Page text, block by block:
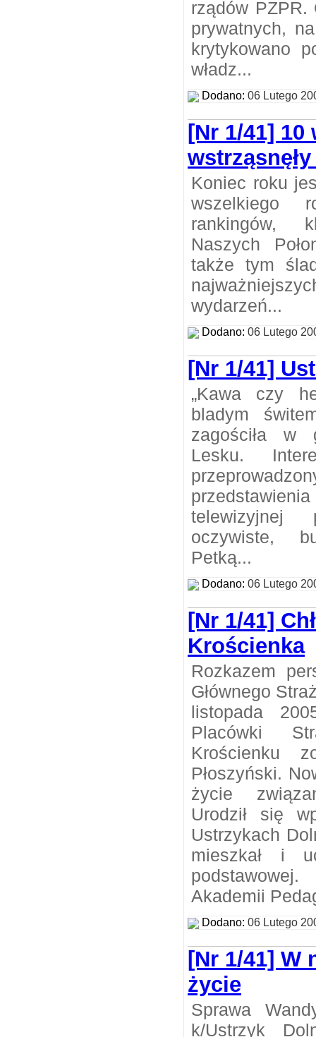
rządów PZPR.
prywatnych,
krytykowano
władz...
Dodano: 06 Lutego
[Nr 1/41]
Koniec roku
wszelkiego
rankingów,
Naszych
także tym
wydarzeń...
Dodano: 06 Lutego
[Nr 1/41]
„Kawa czy
bladym
zagościła w
Lesku.
telewizyjnej
oczywiste,
Petką...
Dodano: 06 Lutego
[Nr 1/41]
Krościenka
Rozkazem
Głównego
listopada
Placówki
Krościenku
Płoszyński.
życie
Urodził się
Ustrzykach
mieszkał i
Akademii
Dodano: 06 Lutego
[Nr 1/41] W
życie
Sprawa
k/Ustrzyk